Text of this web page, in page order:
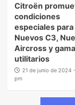
Citroën
condiciones
especiales
Nuevos C3,
Aircross y
utilitarios
21 de junio de 2024
pm